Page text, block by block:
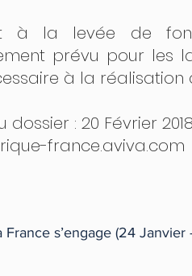
à la levée de
prévu pour les
à la réalisation
: 20 Février 2018
france.aviva.com
s’engage (24 Janvier